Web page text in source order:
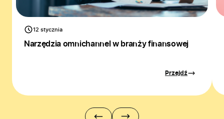
12 stycznia
Narzędzia omnichannel w branży finansowej
Przejdź